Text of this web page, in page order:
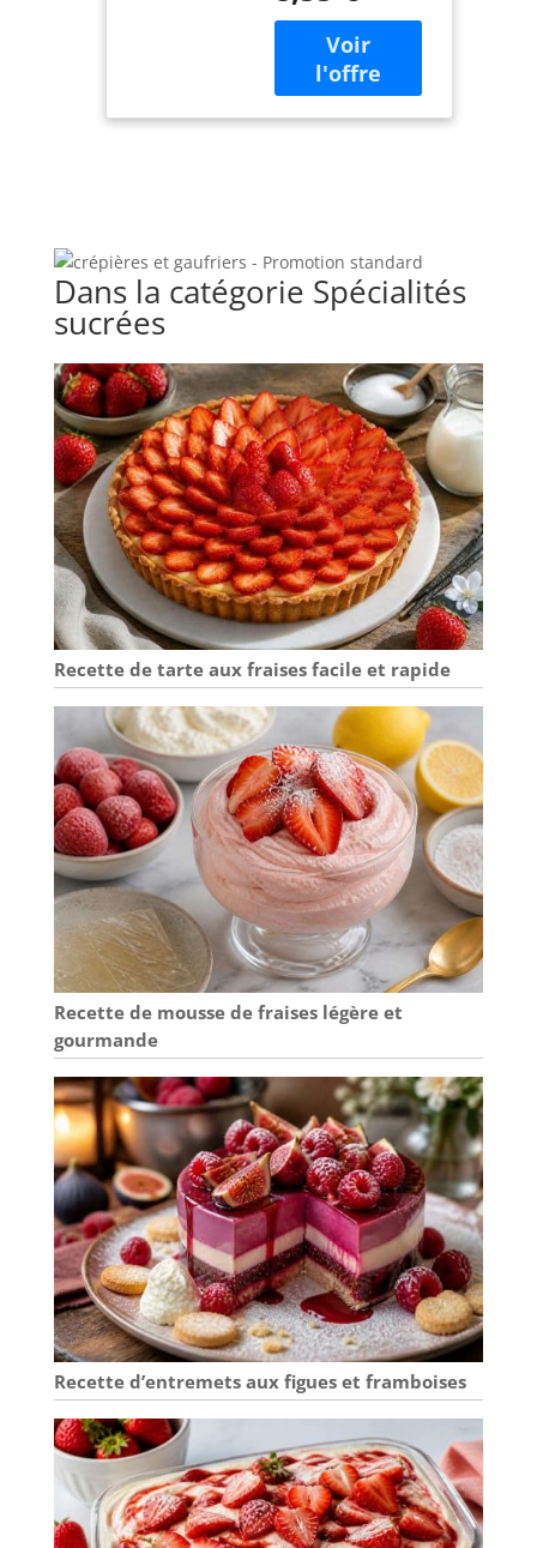
décor - Polie à la
main Matériau :
acier inoxydable
chromé 18 %
Dans la catégorie Spécialités
sucrées
Recette de tarte aux fraises facile et rapide
Recette de mousse de fraises légère et
gourmande
Recette d’entremets aux figues et framboises